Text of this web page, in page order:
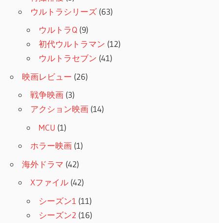
ウルトラシリーズ (63)
ウルトラQ (9)
初代ウルトラマン (12)
ウルトラセブン (41)
映画レビュー (26)
戦争映画 (3)
アクション映画 (14)
MCU (1)
ホラー映画 (1)
海外ドラマ (42)
Xファイル (42)
シーズン1 (11)
シーズン2 (16)